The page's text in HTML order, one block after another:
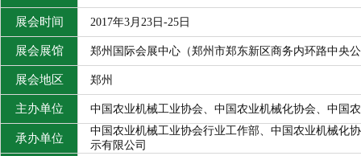
展会时间 2017年3月23日-25日
展会展馆 郑州国际会展中心（郑州市郑东新区商务内环路中央
展会地区 郑州
主办单位 中国农业机械工业协会、中国农业机械化协会、中国
承办单位
中国农业机械工业协会行业工作部、中国农业机械化
示有限公司